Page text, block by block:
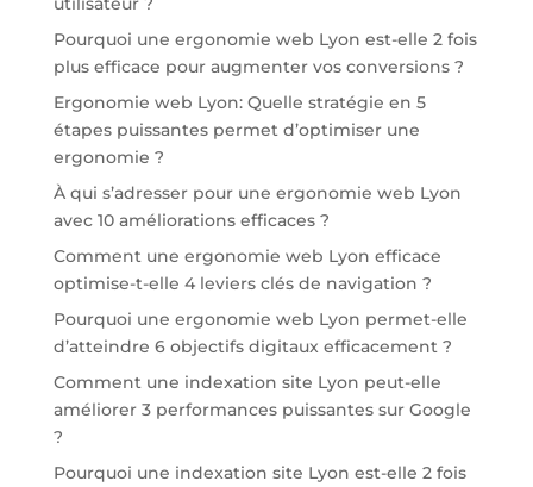
Pourquoi une ergonomie web Lyon est-elle 2 fois
plus efficace pour augmenter vos conversions ?
Ergonomie web Lyon: Quelle stratégie en 5
étapes puissantes permet d’optimiser une
ergonomie ?
À qui s’adresser pour une ergonomie web Lyon
avec 10 améliorations efficaces ?
Comment une ergonomie web Lyon efficace
optimise-t-elle 4 leviers clés de navigation ?
Pourquoi une ergonomie web Lyon permet-elle
d’atteindre 6 objectifs digitaux efficacement ?
Comment une indexation site Lyon peut-elle
améliorer 3 performances puissantes sur Google
?
Pourquoi une indexation site Lyon est-elle 2 fois